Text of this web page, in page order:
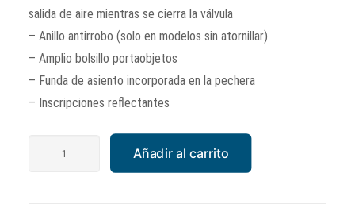
salida de aire mientras se cierra la válvula
– Anillo antirrobo (solo en modelos sin atornillar)
– Amplio bolsillo portaobjetos
– Funda de asiento incorporada en la pechera
– Inscripciones reflectantes
Añadir al carrito